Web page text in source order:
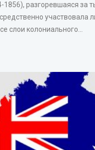
разгоревшаяся за
участвовала
слои колониального...